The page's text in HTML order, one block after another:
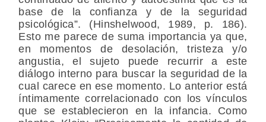
base de la confianza y de la seguridad
psicológica”. (Hinshelwood, 1989, p. 186).
Esto me parece de suma importancia ya que,
en momentos de desolación, tristeza y/o
angustia, el sujeto puede recurrir a este
diálogo interno para buscar la seguridad de la
cual carece en ese momento. Lo anterior está
íntimamente correlacionado con los vínculos
que se establecieron en la infancia. Como